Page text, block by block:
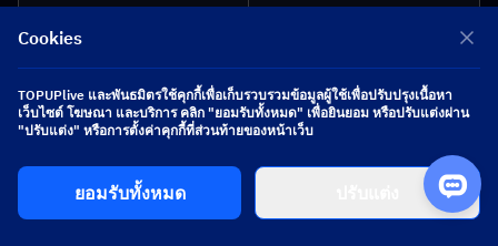
Polywing Polarizer
Layered Wing Polarizer
67
เครดิตเชลล์
2,030,000
วัสดุบอสรายสัปดาห์สามารถรับได้เพียงสัปดาห์ละครั้งจาก
ความท้าทายรายสัปดาห์ใหม่ของ Mengzhou ดังนั้นควรเริ่ม
Cookies
TOPUPlive และพันธมิตรใช้คุกกี้เพื่อเก็บรวบรวมข้อมูลผู้ใช้เพื่อปรับปรุงเนื้อหา
เว็บไซต์ โฆษณา และบริการ คลิก "ยอมรับทั้งหมด" เพื่อยินยอม หรือปรับแต่งผ่าน
"ปรับแต่ง" หรือการตั้งค่าคุกกี้ที่ส่วนท้ายของหน้าเว็บ
ยอมรับทั้งหมด